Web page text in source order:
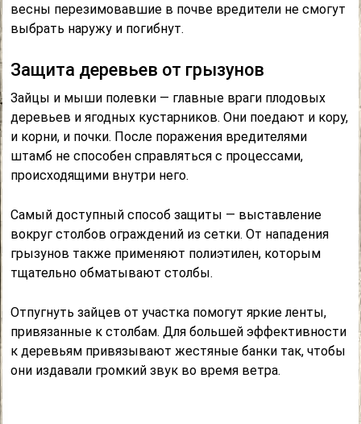
весны перезимовавшие в почве вредители не смогут
выбрать наружу и погибнут.
Защита деревьев от грызунов
Зайцы и мыши полевки — главные враги плодовых
деревьев и ягодных кустарников. Они поедают и кору,
и корни, и почки. После поражения вредителями
штамб не способен справляться с процессами,
происходящими внутри него.
Самый доступный способ защиты — выставление
вокруг столбов ограждений из сетки. От нападения
грызунов также применяют полиэтилен, которым
тщательно обматывают столбы.
Отпугнуть зайцев от участка помогут яркие ленты,
привязанные к столбам. Для большей эффективности
к деревьям привязывают жестяные банки так, чтобы
они издавали громкий звук во время ветра.